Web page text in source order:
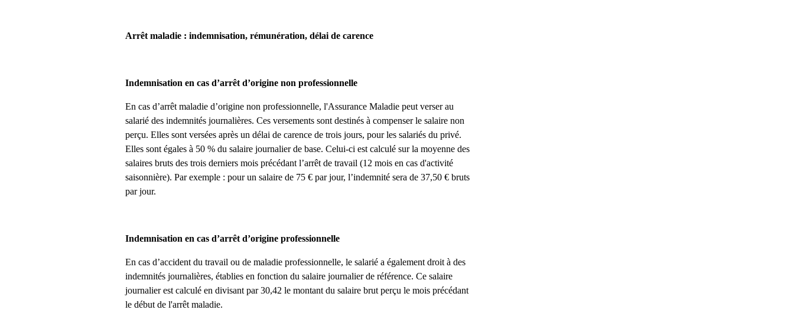
Arrêt maladie : indemnisation, rémunération, délai de carence
Indemnisation en cas d’arrêt d’origine non professionnelle
En cas d’arrêt maladie d’origine non professionnelle, l'Assurance Maladie peut verser au
salarié des indemnités journalières. Ces versements sont destinés à compenser le salaire non
perçu. Elles sont versées après un délai de carence de trois jours, pour les salariés du privé.
Elles sont égales à 50 % du salaire journalier de base. Celui-ci est calculé sur la moyenne des
salaires bruts des trois derniers mois précédant l’arrêt de travail (12 mois en cas d'activité
saisonnière). Par exemple : pour un salaire de 75 € par jour, l’indemnité sera de 37,50 € bruts
par jour.
Indemnisation en cas d’arrêt d’origine professionnelle
En cas d’accident du travail ou de maladie professionnelle, le salarié a également droit à des
indemnités journalières, établies en fonction du salaire journalier de référence. Ce salaire
journalier est calculé en divisant par 30,42 le montant du salaire brut perçu le mois précédant
le début de l'arrêt maladie.